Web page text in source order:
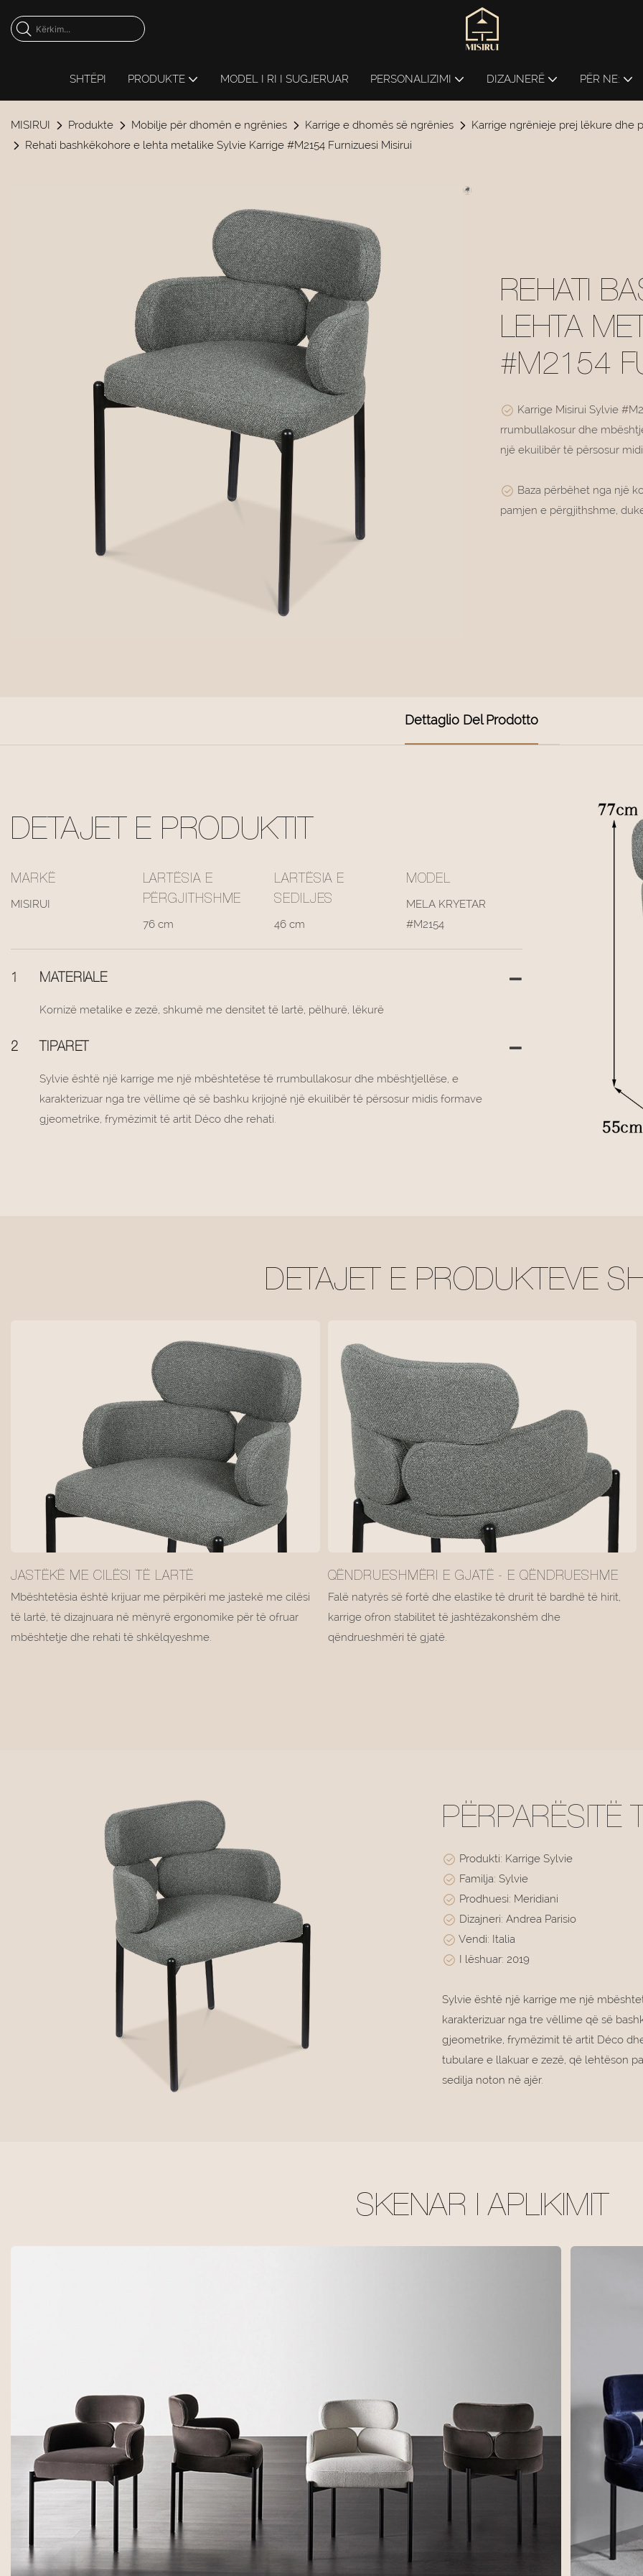
SHTËPI PRODUKTE MODEL I RI I SUGJERUAR PERSONALIZIMI DIZAJNERË PËR NE:
MISIRUI Produkte Mobilje për dhomën e ngrënies Karrige e dhomës së ngrënies
Karrige ngrënieje prej lëkure dhe
Rehati bashkëkohore e lehta metalike Sylvie Karrige #M2154 Furnizuesi Misirui
REHATI
LEHTA
#M2154
Karrige Misirui Sylvie
rrumbullakosur dhe
një ekuilibër të përsosur
Baza përbëhet nga një
pamjen e përgjithshme,
Dettaglio Del Prodotto
DETAJET E PRODUKTIT
MARKË
MISIRUI
LARTËSIA E
PËRGJITHSHME
76 cm
LARTËSIA E
SEDILJES
46 cm
MODEL
MELA KRYETAR
#M2154
1 MATERIALE
Kornizë metalike e zezë, shkumë me densitet të lartë, pëlhurë, lëkurë
2 TIPARET
Sylvie është një karrige me një mbështetëse të rrumbullakosur dhe mbështjellëse, e
karakterizuar nga tre vëllime që së bashku krijojnë një ekuilibër të përsosur midis formave
gjeometrike, frymëzimit të artit Déco dhe rehati.
DETAJET E PRODUKTEVE
JASTËKË ME CILËSI TË LARTË
Mbështetësia është krijuar me përpikëri me jastekë me cilësi
të lartë, të dizajnuara në mënyrë ergonomike për të ofruar
mbështetje dhe rehati të shkëlqyeshme.
QËNDRUESHMËRI E GJATË - E QËNDRUESHME
Falë natyrës së fortë dhe elastike të drurit të bardhë të hirit,
karrige ofron stabilitet të jashtëzakonshëm dhe
qëndrueshmëri të gjatë.
PËRPARËSITË
Produkti: Karrige Sylvie
Familja: Sylvie
Prodhuesi: Meridiani
Dizajneri: Andrea Parisio
Vendi: Italia
I lëshuar: 2019
Sylvie është një karrige me një
karakterizuar nga tre vëllime që së
gjeometrike, frymëzimit të artit Déco
tubulare e llakuar e zezë, që lehtëson
sedilja noton në ajër.
SKENAR I APLIKIMIT